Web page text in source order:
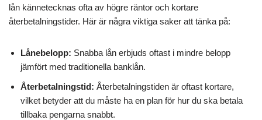
lån kännetecknas ofta av högre räntor och kortare
återbetalningstider. Här är några viktiga saker att tänka på:
Lånebelopp: Snabba lån erbjuds oftast i mindre belopp
jämfört med traditionella banklån.
Återbetalningstid: Återbetalningstiden är oftast kortare,
vilket betyder att du måste ha en plan för hur du ska betala
tillbaka pengarna snabbt.